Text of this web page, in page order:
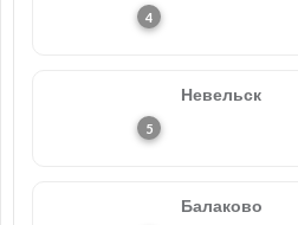
Невельск
Балаково